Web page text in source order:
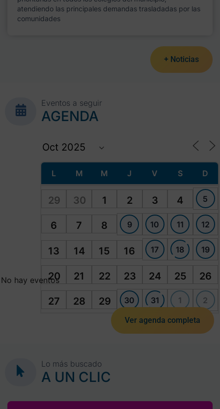
atendiendo las principales demandas trasladadas por las
comunidades
+ Noticias
Eventos a seguir
AGENDA
L M M J V S D
29 30 1 2 3 4 5
6 7 8 9 10 11 12
13 14 15 16 17 18 19
20 21 22 23 24 25 26
27 28 29 30 31 1 2
No hay eventos
Ver agenda completa
Lo más buscado
A UN CLIC